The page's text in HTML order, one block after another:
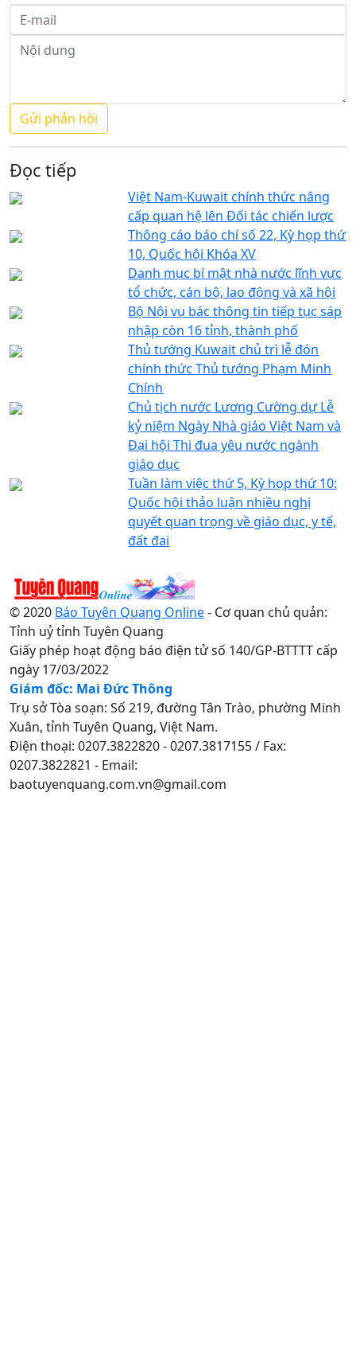
Đọc tiếp
Việt Nam-Kuwait chính thức nâng
cấp quan hệ lên Đối tác chiến lược
Thông cáo báo chí số 22, Kỳ họp thứ
10, Quốc hội Khóa XV
Danh mục bí mật nhà nước lĩnh vực
tổ chức, cán bộ, lao động và xã hội
Bộ Nội vụ bác thông tin tiếp tục sáp
nhập còn 16 tỉnh, thành phố
Thủ tướng Kuwait chủ trì lễ đón
chính thức Thủ tướng Phạm Minh
Chính
Chủ tịch nước Lương Cường dự Lễ
kỷ niệm Ngày Nhà giáo Việt Nam và
Đại hội Thi đua yêu nước ngành
giáo dục
Tuần làm việc thứ 5, Kỳ họp thứ 10:
Quốc hội thảo luận nhiều nghị
quyết quan trọng về giáo dục, y tế,
đất đai
© 2020 Báo Tuyên Quang Online- Cơ quan chủ quản:
Tỉnh uỷ tỉnh Tuyên Quang
Giấy phép hoạt động báo điện tử số 140/GP-BTTTT cấp
ngày 17/03/2022
Giám đốc: Mai Đức Thông
Trụ sở Tòa soạn: Số 219, đường Tân Trào, phường Minh
Xuân, tỉnh Tuyên Quang, Việt Nam.
Điện thoại: 0207.3822820 - 0207.3817155 / Fax:
0207.3822821 - Email:
baotuyenquang.com.vn@gmail.com